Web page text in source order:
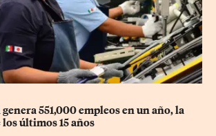
551,000 empleos en un año, la
los últimos 15 años